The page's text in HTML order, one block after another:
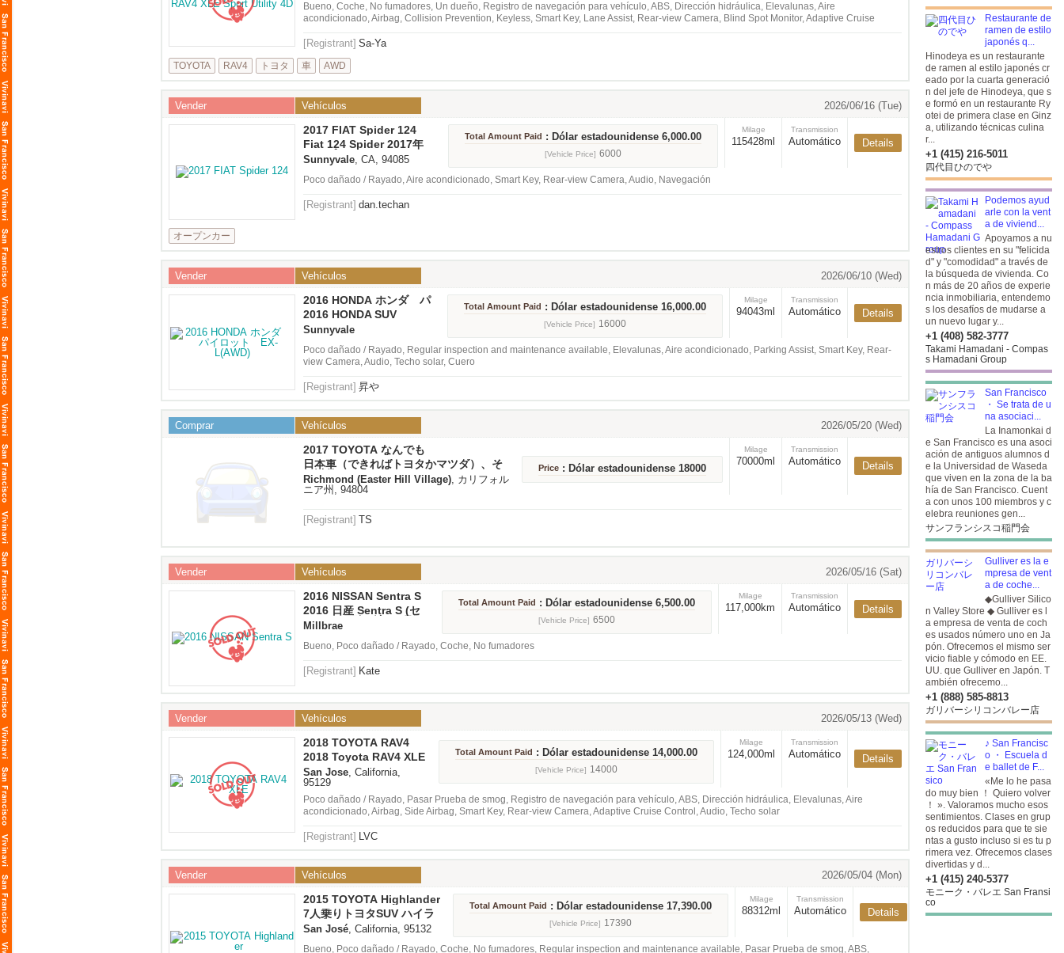
Bueno, Coche, No fumadores, Un dueño, Registro de navegación para vehículo, ABS, Dirección hidráulica, Elevalunas, Aire
acondicionado, Airbag, Collision Prevention, Keyless, Smart Key, Lane Assist, Rear-view Camera, Blind Spot Monitor, Adaptive Cruise
[Registrant] Sa-Ya
TOYOTA RAV4 トヨタ 車 AWD
Vender Vehículos 2026/06/16 (Tue)
2017 FIAT Spider 124
Fiat 124 Spider 2017年
オープンカー
Sunnyvale, CA, 94085
Total Amount Paid : Dólar estadounidense 6,000.00
[Vehicle Price] 6000
Milage
115428ml
Transmission
Automático Details
Poco dañado / Rayado, Aire acondicionado, Smart Key, Rear-view Camera, Audio, Navegación
[Registrant] dan.techan
オープンカー
Vender Vehículos 2026/06/10 (Wed)
2016 HONDA ホンダ パ
イロット EX-L(AWD)
2016 HONDA SUV
Sunnyvale
Total Amount Paid : Dólar estadounidense 16,000.00
[Vehicle Price] 16000
Milage
94043ml
Transmission
Automático Details
Poco dañado / Rayado, Regular inspection and maintenance available, Elevalunas, Aire acondicionado, Parking Assist, Smart Key, Rear-
view Camera, Audio, Techo solar, Cuero
[Registrant] 昇や
Comprar Vehículos 2026/05/20 (Wed)
2017 TOYOTA なんでも
日本車（できればトヨタかマツダ）、そ
れ以外でも
Richmond (Easter Hill Village), カリフォル
ニア州, 94804
Price : Dólar estadounidense 18000
Milage
70000ml
Transmission
Automático Details
[Registrant] TS
Vender Vehículos 2026/05/16 (Sat)
2016 NISSAN Sentra S
2016 日産 Sentra S (セ
ントラ) 引き渡し8月頃
Millbrae
Total Amount Paid : Dólar estadounidense 6,500.00
[Vehicle Price] 6500
Milage
117,000km
Transmission
Automático Details
Bueno, Poco dañado / Rayado, Coche, No fumadores
[Registrant] Kate
Vender Vehículos 2026/05/13 (Wed)
2018 TOYOTA RAV4
XLE
2018 Toyota RAV4 XLE
San Jose, California,
95129
Total Amount Paid : Dólar estadounidense 14,000.00
[Vehicle Price] 14000
Milage
124,000ml
Transmission
Automático Details
Poco dañado / Rayado, Pasar Prueba de smog, Registro de navegación para vehículo, ABS, Dirección hidráulica, Elevalunas, Aire
acondicionado, Airbag, Side Airbag, Smart Key, Rear-view Camera, Adaptive Cruise Control, Audio, Techo solar
[Registrant] LVC
Vender Vehículos 2026/05/04 (Mon)
2015 TOYOTA Highlander
7人乗りトヨタSUV ハイラ
ンダー
San José, California, 95132
Total Amount Paid : Dólar estadounidense 17,390.00
[Vehicle Price] 17390
Milage
88312ml
Transmission
Automático Details
Bueno, Poco dañado / Rayado, Coche, No fumadores, Regular inspection and maintenance available, Pasar Prueba de smog, ABS,
Restaurante de
ramen de estilo
japonés q...
Hinodeya es un restaurante
de ramen al estilo japonés cr
eado por la cuarta generació
n del jefe de Hinodeya, que s
e formó en un restaurante Ry
otei de primera clase en Ginz
a, utilizando técnicas culina
r...
+1 (415) 216-5011
四代目ひのでや
Podemos ayud
arle con la vent
a de viviend...
Apoyamos a nu
estros clientes en su "felicida
d" y "comodidad" a través de
la búsqueda de vivienda. Co
n más de 20 años de experie
ncia inmobiliaria, entendemo
s los desafíos de mudarse a
un nuevo lugar y...
+1 (408) 582-3777
Takami Hamadani - Compas
s Hamadani Group
San Francisco
・ Se trata de u
na asociaci...
La Inamonkai d
e San Francisco es una asoci
ación de antiguos alumnos d
e la Universidad de Waseda
que viven en la zona de la ba
hía de San Francisco. Cuent
a con unos 100 miembros y c
elebra reuniones gen...
サンフランシスコ稲門会
Gulliver es la e
mpresa de vent
a de coche...
◆Gulliver Silico
n Valley Store ◆ Gulliver es l
a empresa de venta de coch
es usados número uno en Ja
pón. Ofrecemos el mismo ser
vicio fiable y cómodo en EE.
UU. que Gulliver en Japón. T
ambién ofrecemo...
+1 (888) 585-8813
ガリバーシリコンバレー店
♪ San Francisc
o ・ Escuela d
e ballet de F...
«Me lo he pasa
do muy bien ！ Quiero volver
！ ». Valoramos mucho esos
sentimientos. Clases en grup
os reducidos para que te sie
ntas a gusto incluso si es tu p
rimera vez. Ofrecemos clases
divertidas y d...
+1 (415) 240-5377
モニーク・バレエ San Fransi
co